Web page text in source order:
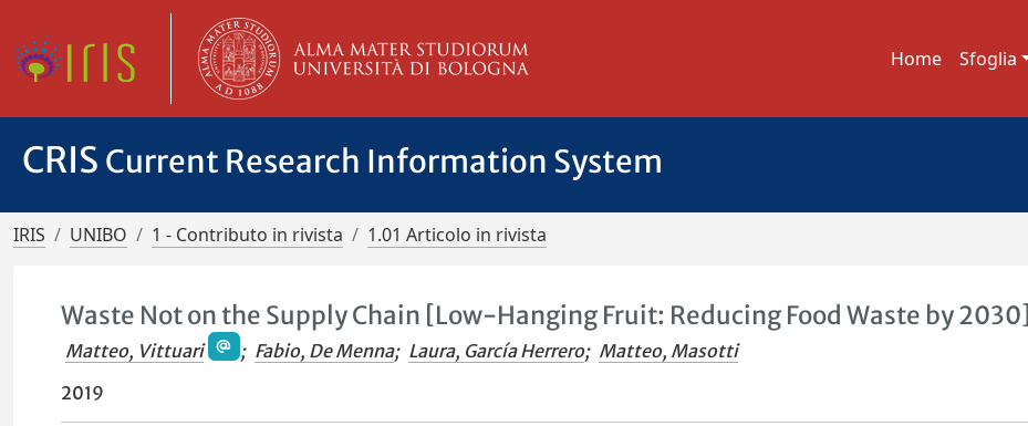
Home Sfoglia
CRIS Current Research Information System
IRIS UNIBO 1 - Contributo in rivista 1.01 Articolo in rivista
Waste Not on the Supply Chain [Low-Hanging Fruit: Reducing Food Waste by 2030]
Matteo, Vittuari ; Fabio, De Menna; Laura, García Herrero; Matteo, Masotti
2019